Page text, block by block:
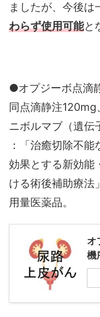
ましたが、今後は
わらず使用可能と
●オプジーボ点滴
同点滴静注
ニボルマブ（遺伝
：「治癒切除不
効果とする新効能
ける術後補助療法
用量医薬品。
オ
機